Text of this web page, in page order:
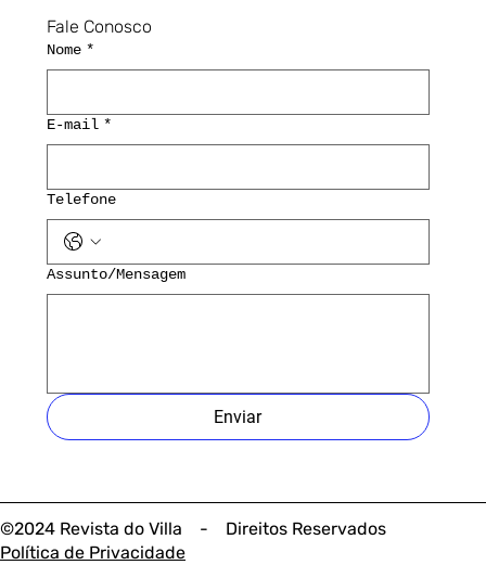
©2024 Revista do Villa - Direitos Reservados
Política de Privacidade
Fale Conosco
Nome *
E-mail *
Telefone
Assunto/Mensagem
Enviar